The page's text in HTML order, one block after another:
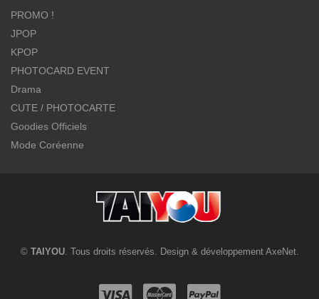
PROMO !
JPOP
KPOP
PHOTOCARD EVENT
Drama
CUTE / PHOTOCARTE
Goodies Officiels
Mode Coréenne
© TAIYOU. Tous droits réservés. Design & développement AxeNet.